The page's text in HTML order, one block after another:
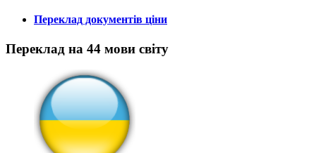
Переклад документів ціни
Переклад на 44 мови світу